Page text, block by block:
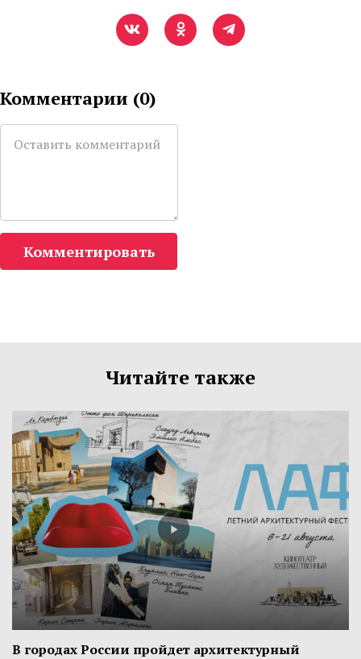
Комментарии (0)
Комментировать
Читайте также
В городах России пройдет архитектурный